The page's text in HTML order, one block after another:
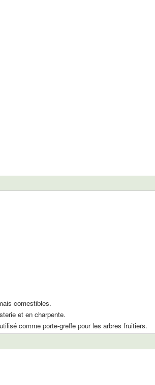
comestibles.
et en charpente.
comme porte-greffe pour les arbres fruitiers.